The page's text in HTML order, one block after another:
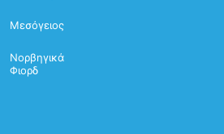
Μεσόγειος
Νορβηγικά
Φιορδ